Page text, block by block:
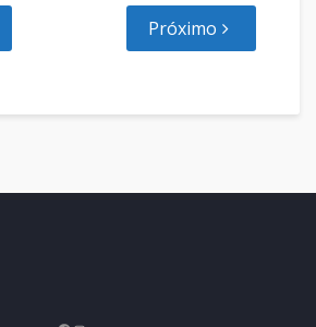
Próximo
Facebook